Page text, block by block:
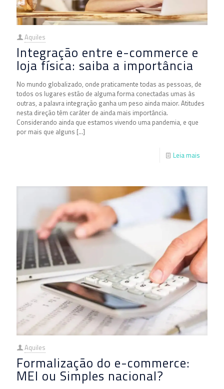
Aquiles
Integração entre e-commerce e
loja física: saiba a importância
No mundo globalizado, onde praticamente todas as pessoas, de
todos os lugares estão de alguma forma conectadas umas às
outras, a palavra integração ganha um peso ainda maior. Atitudes
nesta direção têm caráter de ainda mais importância.
Considerando ainda que estamos vivendo uma pandemia, e que
por mais que alguns […]
Leia mais
Aquiles
Formalização do e-commerce:
MEI ou Simples nacional?